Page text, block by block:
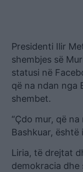
Presidenti Ilir
shembjes së
statusi në
që na ndan nga
shembet.
“Çdo mur, që
Bashkuar,
Liria, të drejtat
demokracia